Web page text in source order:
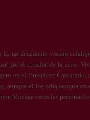
Es un decadente vecino
por el creador de la serie.
en el Crustáceo
aunque él los odia,aunque en
Muchas veces las personas